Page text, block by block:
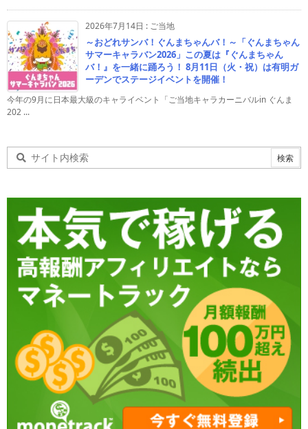
2026年7月14日 : ご当地
～おどれサンバ！ぐんまちゃんバ！～「ぐんまちゃん
サマーキャラバン2026」この夏は『ぐんまちゃん
バ！』を一緒に踊ろう！ 8月11日（火・祝）は有明ガ
ーデンでステージイベントを開催！
今年の9月に日本最大級のキャライベント「ご当地キャラカーニバルin ぐんま
202 ...